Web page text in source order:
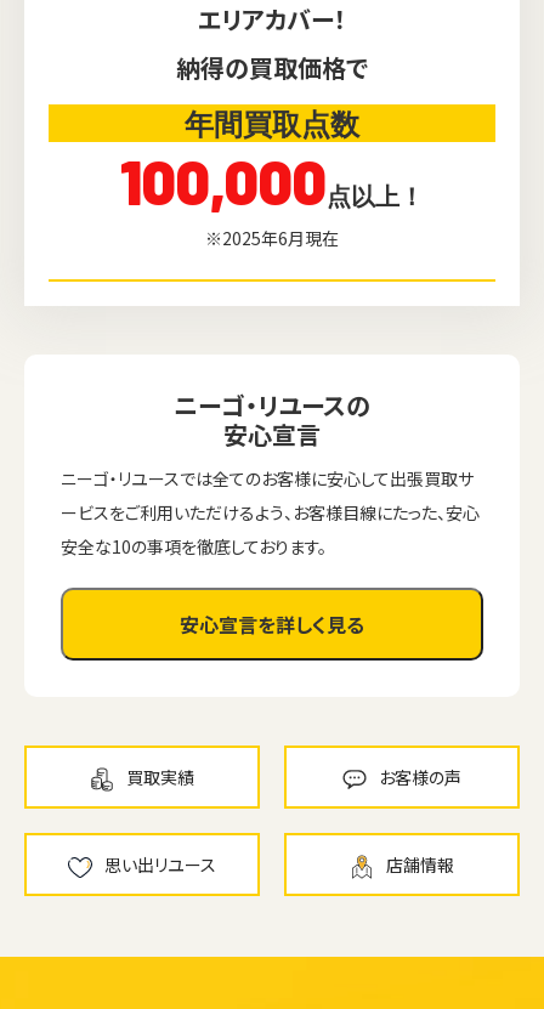
エリアカバー！
納得の買取価格で
年間買取点数
100,000点以上！
※2025年6月現在
ニーゴ・リユースの
安心宣言
ニーゴ・リユースでは全てのお客様に安心して出張買取サ
ービスをご利用いただけるよう、お客様目線にたった、安心
安全な10の事項を徹底しております。
安心宣言を詳しく見る
買取実績 お客様の声
思い出リユース 店舗情報